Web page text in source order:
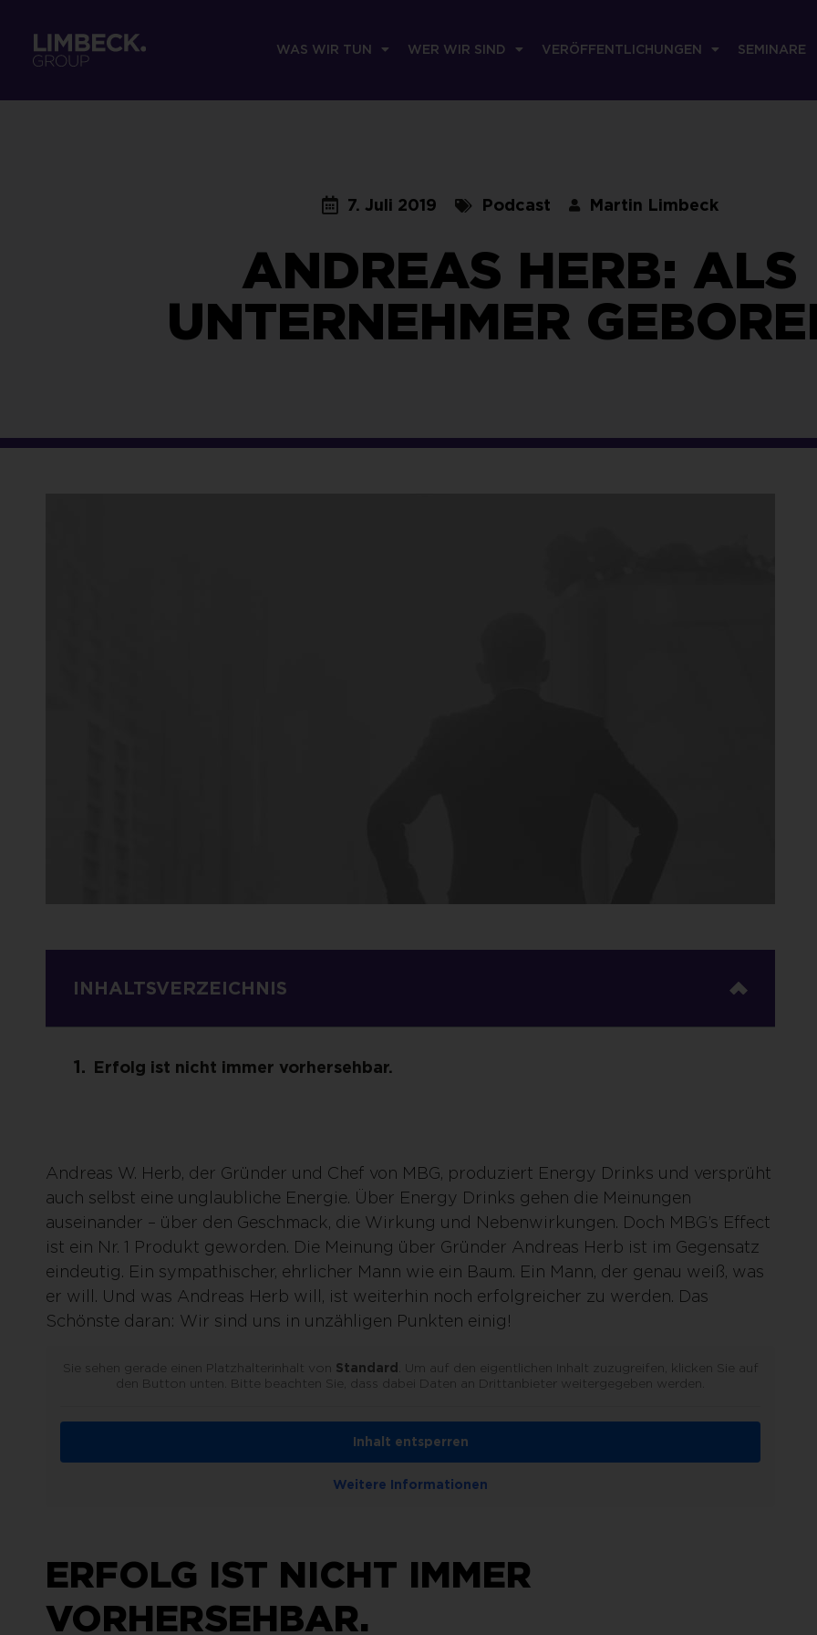
WAS WIR TUN WER WIR SIND VERÖFFENTLICHUNGEN SEMINARE
7. Juli 2019 Podcast Martin Limbeck
ANDREAS HERB: ALS
UNTERNEHMER
INHALTSVERZEICHNIS
Erfolg ist nicht immer vorhersehbar.
Andreas W. Herb, der Gründer und Chef von MBG, produziert Energy Drinks und versprüht
auch selbst eine unglaubliche Energie. Über Energy Drinks gehen die Meinungen
auseinander – über den Geschmack, die Wirkung und Nebenwirkungen. Doch MBG’s Effect
ist ein Nr. 1 Produkt geworden. Die Meinung über Gründer Andreas Herb ist im Gegensatz
eindeutig. Ein sympathischer, ehrlicher Mann wie ein Baum. Ein Mann, der genau weiß, was
er will. Und was Andreas Herb will, ist weiterhin noch erfolgreicher zu werden. Das
Schönste daran: Wir sind uns in unzähligen Punkten einig!
Sie sehen gerade einen Platzhalterinhalt von Standard . Um auf den eigentlichen Inhalt zuzugreifen, klicken Sie auf
den Button unten. Bitte beachten Sie, dass dabei Daten an Drittanbieter weitergegeben werden.
Inhalt entsperren
Weitere Informationen
ERFOLG IST NICHT IMMER
VORHERSEHBAR.